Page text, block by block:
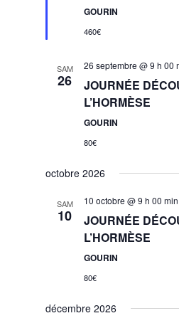
GOURIN
460€
SAM
26
26 septembre @ 9 h 00
JOURNÉE
L’HORMÈSE
GOURIN
80€
octobre 2026
SAM
10
10 octobre @ 9 h 00 min
JOURNÉE
L’HORMÈSE
GOURIN
80€
décembre 2026